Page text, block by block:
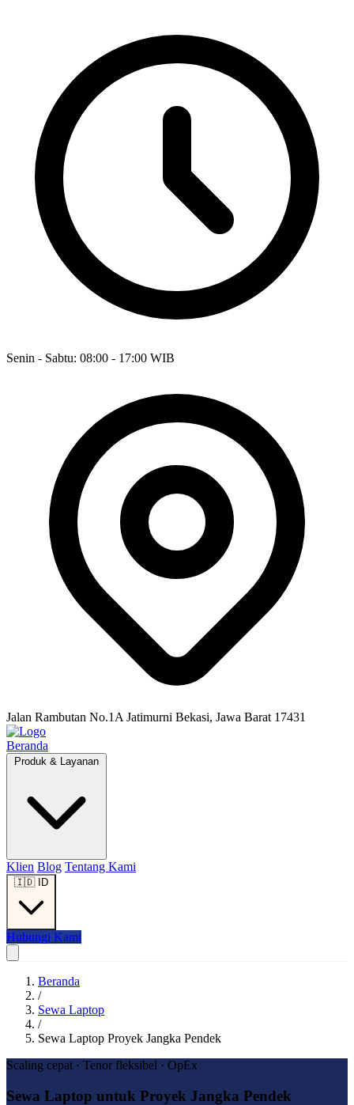
Senin - Sabtu: 08:00 - 17:00 WIB
Jalan Rambutan No.1A Jatimurni Bekasi, Jawa Barat 17431
Beranda
Produk & Layanan
Klien Blog Tentang Kami
🇮🇩 ID
Hubungi Kami
Beranda
/
Sewa Laptop
/
Sewa Laptop Proyek Jangka Pendek
Scaling cepat · Tenor fleksibel · OpEx
Sewa Laptop untuk Proyek Jangka Pendek